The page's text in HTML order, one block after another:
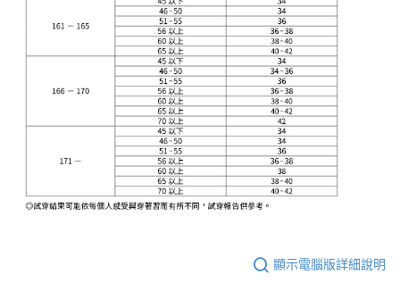
顯示電腦版詳細說明